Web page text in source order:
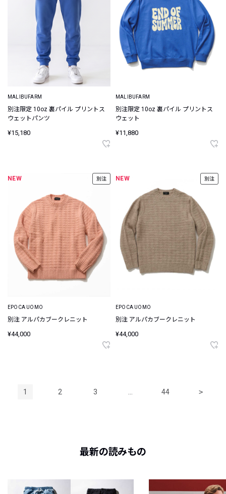
MALIBUFARM
別注限定 10oz 裏パイル プリントス
ウェットパンツ
¥15,180
MALIBUFARM
別注限定 10oz 裏パイル プリントス
ウェット
¥11,880
NEW 別注
EPOCA UOMO
別注 アルパカブークレニット
¥44,000
NEW 別注
EPOCA UOMO
別注 アルパカブークレニット
¥44,000
1 2 3 44 >
最新の読みもの